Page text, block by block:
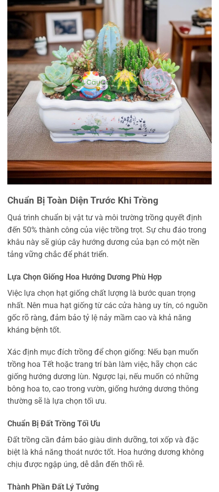
Chuẩn Bị Toàn Diện Trước Khi Trồng
Quá trình chuẩn bị vật tư và môi trường trồng quyết định
đến 50% thành công của việc trồng trọt. Sự chu đáo trong
khâu này sẽ giúp cây hướng dương của bạn có một nền
tảng vững chắc để phát triển.
Lựa Chọn Giống Hoa Hướng Dương Phù Hợp
Việc lựa chọn hạt giống chất lượng là bước quan trọng
nhất. Nên mua hạt giống từ các cửa hàng uy tín, có nguồn
gốc rõ ràng, đảm bảo tỷ lệ nảy mầm cao và khả năng
kháng bệnh tốt.
Xác định mục đích trồng để chọn giống: Nếu bạn muốn
trồng hoa Tết hoặc trang trí bàn làm việc, hãy chọn các
giống hướng dương lùn. Ngược lại, nếu muốn có những
bông hoa to, cao trong vườn, giống hướng dương thông
thường sẽ là lựa chọn tối ưu.
Chuẩn Bị Đất Trồng Tối Ưu
Đất trồng cần đảm bảo giàu dinh dưỡng, tơi xốp và đặc
biệt là khả năng thoát nước tốt. Hoa hướng dương không
chịu được ngập úng, dễ dẫn đến thối rễ.
Thành Phần Đất Lý Tưởng